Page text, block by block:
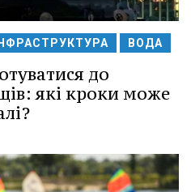
ІНФРАСТРУКТУРА ВОДА
до
які кроки може